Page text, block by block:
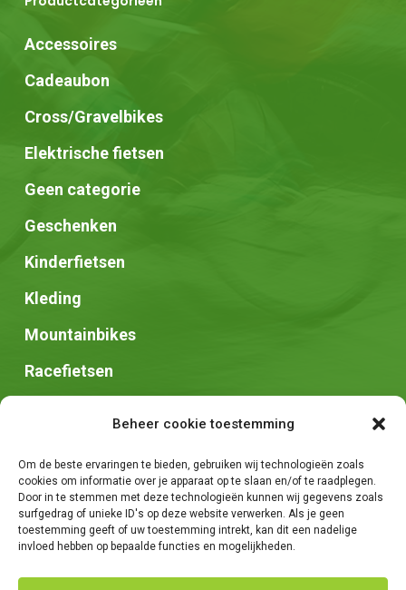
Beheer cookie toestemming
Om de beste ervaringen te bieden, gebruiken wij technologieën zoals
cookies om informatie over je apparaat op te slaan en/of te raadplegen.
Door in te stemmen met deze technologieën kunnen wij gegevens zoals
surfgedrag of unieke ID's op deze website verwerken. Als je geen
toestemming geeft of uw toestemming intrekt, kan dit een nadelige
invloed hebben op bepaalde functies en mogelijkheden.
Accessoires
Cadeaubon
Cross/Gravelbikes
Elektrische fietsen
Geen categorie
Geschenken
Kinderfietsen
Kleding
Mountainbikes
Racefietsen
Zadels